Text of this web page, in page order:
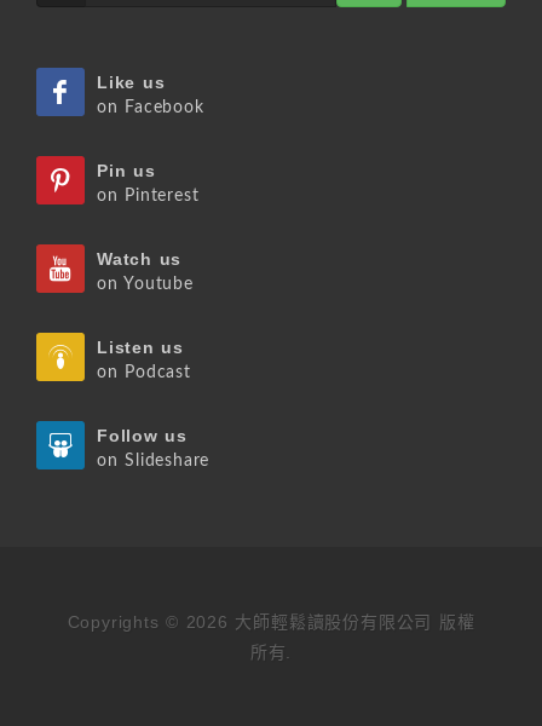
Like us
on Facebook
Pin us
on Pinterest
Watch us
on Youtube
Listen us
on Podcast
Follow us
on Slideshare
Copyrights © 2026 大師輕鬆讀股份有限公司 版權
所有.